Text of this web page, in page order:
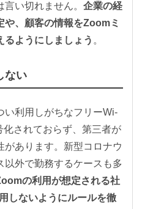
い切れません。 企業の経
や、顧客の情報をZoomミ
るようにしましょう 。
ない
い利用しがちなフリーWi-
されておらず、第三者が
あります。新型コロナウ
以外で勤務するケースも多
の利用が想定される社
しないようにルールを徹